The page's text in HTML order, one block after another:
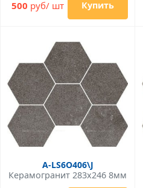
500 руб/ шт Купить
A-LS6O406\J
Керамогранит 283x246 8мм